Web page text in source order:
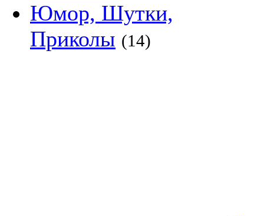
Юмор, Шутки,
Приколы (14)